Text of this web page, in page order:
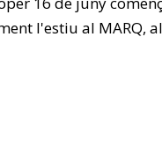
l'estiu al MARQ,